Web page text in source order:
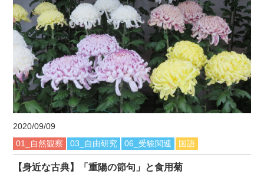
2020/09/09
01_自然観察
03_自由研究 06_受験関連 国語
【身近な古典】「重陽の節句」と食用菊